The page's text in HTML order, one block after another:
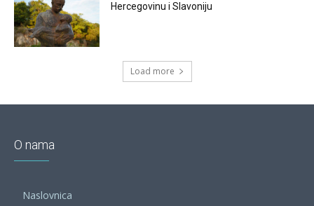
Hercegovinu i Slavoniju
Load more
O nama
Naslovnica